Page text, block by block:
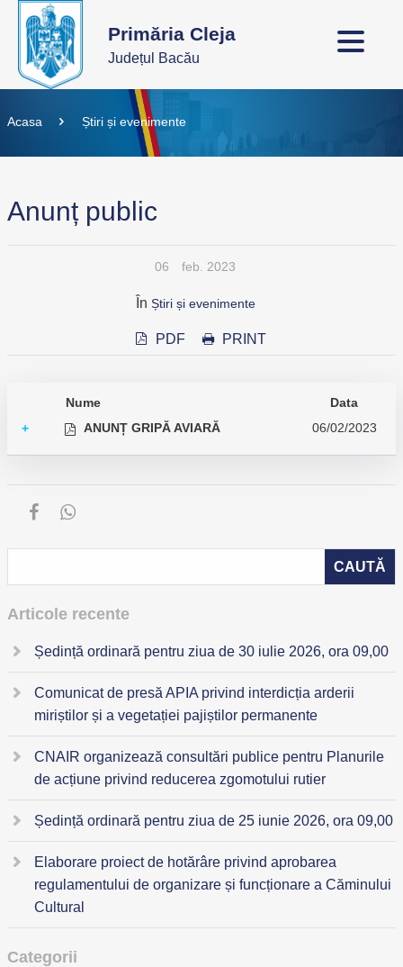
Primăria Cleja
Județul Bacău
Acasa Știri și evenimente
Anunț public
06 feb. 2023
În Știri și evenimente
PDF PRINT
Nume
Data
+
ANUNȚ GRIPĂ AVIARĂ 06/02/2023
Articole recente
Ședință ordinară pentru ziua de 30 iulie 2026, ora 09,00
Comunicat de presă APIA privind interdicția arderii
miriștilor și a vegetației pajiștilor permanente
CNAIR organizează consultări publice pentru Planurile
de acțiune privind reducerea zgomotului rutier
Ședință ordinară pentru ziua de 25 iunie 2026, ora 09,00
Elaborare proiect de hotărâre privind aprobarea
regulamentului de organizare și funcționare a Căminului
Cultural
Categorii